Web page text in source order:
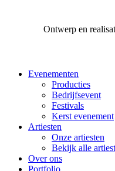
Ontwerp en
Close
Evenementen
Producties
Bedrijfsevent
Festivals
Kerst evenement
Artiesten
Onze artiesten
Bekijk alle
Over ons
Portfolio